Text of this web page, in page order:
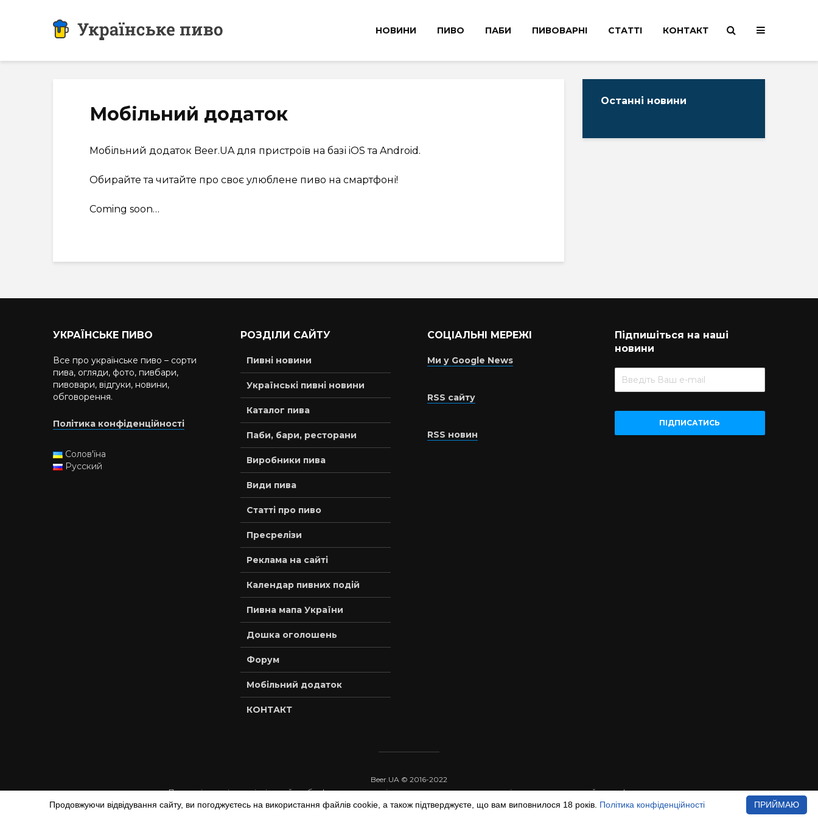
НОВИНИ ПИВО ПАБИ ПИВОВАРНІ СТАТТІ КОНТАКТ
Мобільний додаток
Мобільний додаток Beer.UA для пристроїв на базі iOS та Android.
Обирайте та читайте про своє улюблене пиво на смартфоні!
Coming soon…
Останні новини
УКРАЇНСЬКЕ ПИВО
Все про українське пиво – сорти
пива, огляди, фото, пивбари,
пивовари, відгуки, новини,
обговорення.
Політика конфіденційності
Солов'їна
Русский
РОЗДІЛИ САЙТУ
Пивні новини
Українські пивні новини
Каталог пива
Паби, бари, ресторани
Виробники пива
Види пива
Статті про пиво
Пресрелізи
Реклама на сайті
Календар пивних подій
Пивна мапа України
Дошка оголошень
Форум
Мобільний додаток
КОНТАКТ
СОЦІАЛЬНІ МЕРЕЖІ
Ми у Google News
RSS сайту
RSS новин
Підпишіться на наші
новини
Beer.UA © 2016-2022
При копіюванні матеріалів з сайту обов'язкове пряме відкрите для пошукових систем гіперпосилання на сайт www.beer.ua
ПРИЙМАЮ
Продовжуючи відвідування сайту, ви погоджуєтесь на використання файлів cookie, а також підтверджуєте, що вам виповнилося 18 років. Політика конфіденційності